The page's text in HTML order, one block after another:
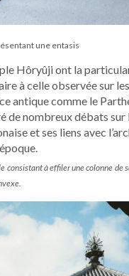
une entasis
Hôryûji ont la
à celle observée sur
antique comme le
de nombreux débats sur
et ses liens avec
consistant à effiler une colonne de